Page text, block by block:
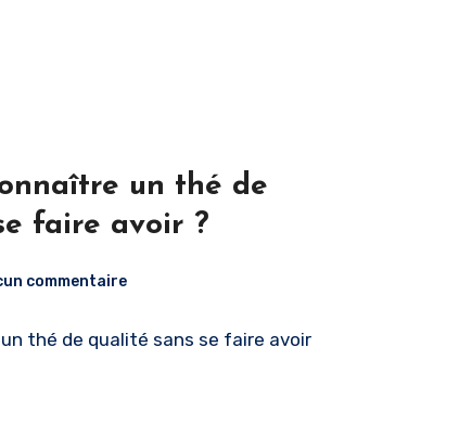
un thé de
faire avoir ?
commentaire
thé de qualité sans se faire avoir